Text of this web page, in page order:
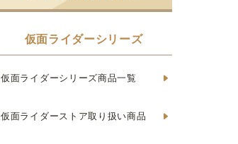
仮面ライダーシリーズ
仮面ライダーシリーズ商品一覧
仮面ライダーストア取り扱い商品